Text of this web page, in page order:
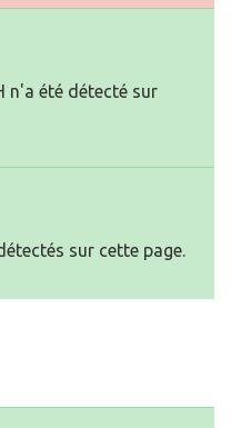
n'a été détecté sur
sur cette page.